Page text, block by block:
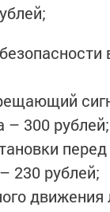
300 рублей;
230 рублей;